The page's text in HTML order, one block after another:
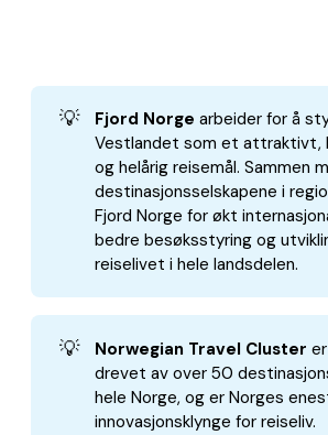
💡 Fjord Norge arbeider for å
Vestlandet som et
og helårig reisemål. Sammen
destinasjonsselskapene i
Fjord Norge for økt
bedre besøksstyring og
reiselivet i hele landsdelen.
💡 Norwegian Travel Cluster
drevet av over 50
hele Norge, og er Norges
innovasjonsklynge for reiseliv.